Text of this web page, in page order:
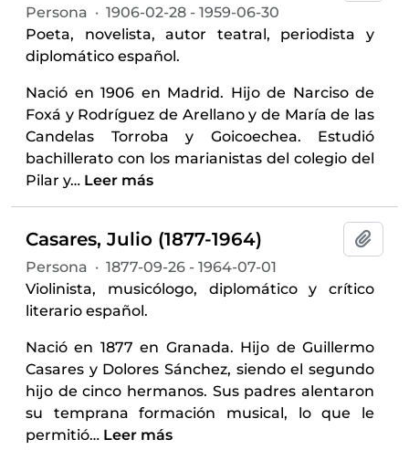
Persona · 1906-02-28 - 1959-06-30
Poeta, novelista, autor teatral, periodista y
diplomático español.
Nació en 1906 en Madrid. Hijo de Narciso de
Foxá y Rodríguez de Arellano y de María de las
Candelas Torroba y Goicoechea. Estudió
bachillerato con los marianistas del colegio del
Pilar y… Leer más
Casares, Julio (1877-1964)
Persona · 1877-09-26 - 1964-07-01
Violinista, musicólogo, diplomático y crítico
literario español.
Nació en 1877 en Granada. Hijo de Guillermo
Casares y Dolores Sánchez, siendo el segundo
hijo de cinco hermanos. Sus padres alentaron
su temprana formación musical, lo que le
permitió… Leer más